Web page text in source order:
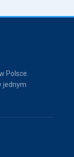
Polsce.
jednym